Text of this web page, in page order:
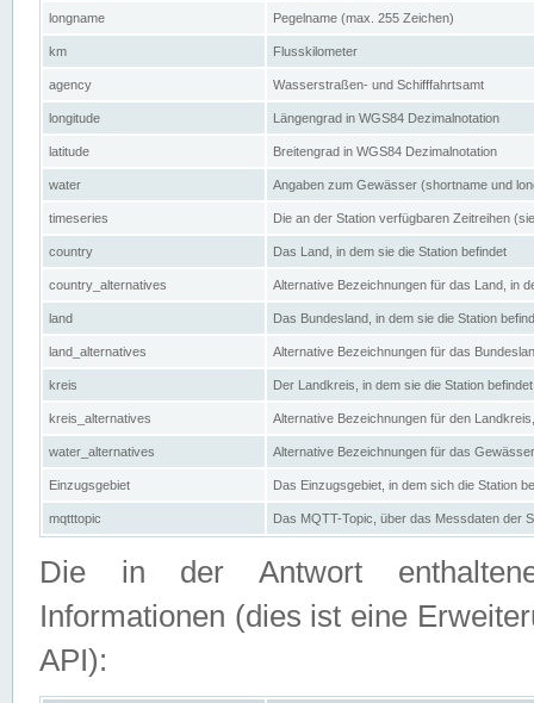
longname Pegelname (max. 255 Zeichen)
km Flusskilometer
agency Wasserstraßen- und Schifffahrtsamt
longitude Längengrad in WGS84 Dezimalnotation
latitude Breitengrad in WGS84 Dezimalnotation
water Angaben zum Gewässer (shortname und
timeseries Die an der Station verfügbaren Zeitreihen
country Das Land, in dem sie die Station befindet
country_alternatives Alternative Bezeichnungen für das Land, in
land Das Bundesland, in dem sie die Station
land_alternatives Alternative Bezeichnungen für das
kreis Der Landkreis, in dem sie die Station befindet
kreis_alternatives Alternative Bezeichnungen für den
water_alternatives Alternative Bezeichnungen für das
Einzugsgebiet Das Einzugsgebiet, in dem sich die Station
mqtttopic Das MQTT-Topic, über das Messdaten der
Die in der Antwort
Informationen (dies ist eine
API):